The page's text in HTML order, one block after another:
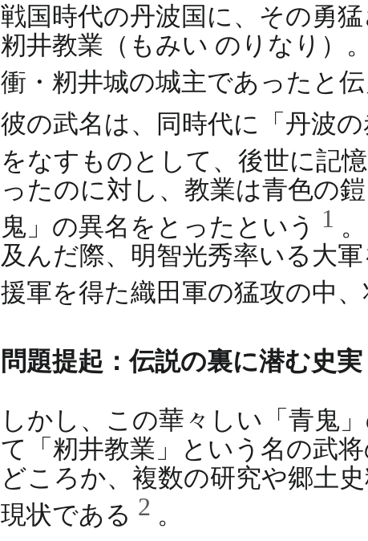
戦国時代の丹波国に、その勇
籾井教業（もみい のりなり）
衝・籾井城の城主であったと
彼の武名は、同時代に「丹波
をなすものとして、後世に記
ったのに対し、教業は青色の
鬼」の異名をとったという 1
及んだ際、明智光秀率いる大
援軍を得た織田軍の猛攻の中
問題提起：伝説の裏に潜む史実
しかし、この華々しい「青鬼
て「籾井教業」という名の武
どころか、複数の研究や郷土
現状である 2 。